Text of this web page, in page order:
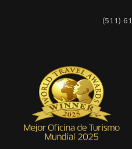
(511)